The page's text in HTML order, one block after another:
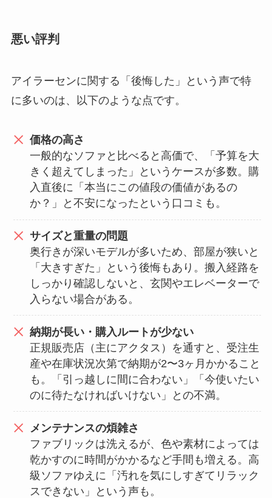
悪い評判
アイラーセンに関する「後悔した」という声で特
に多いのは、以下のような点です。
価格の高さ
一般的なソファと比べると高価で、「予算を大
きく超えてしまった」というケースが多数。購
入直後に「本当にこの値段の価値があるの
か？」と不安になったという口コミも。
サイズと重量の問題
奥行きが深いモデルが多いため、部屋が狭いと
「大きすぎた」という後悔もあり。搬入経路を
しっかり確認しないと、玄関やエレベーターで
入らない場合がある。
納期が長い・購入ルートが少ない
正規販売店（主にアクタス）を通すと、受注生
産や在庫状況次第で納期が2〜3ヶ月かかること
も。「引っ越しに間に合わない」「今使いたい
のに待たなければいけない」との不満。
メンテナンスの煩雑さ
ファブリックは洗えるが、色や素材によっては
乾かすのに時間がかかるなど手間も増える。高
級ソファゆえに「汚れを気にしすぎてリラック
スできない」という声も。